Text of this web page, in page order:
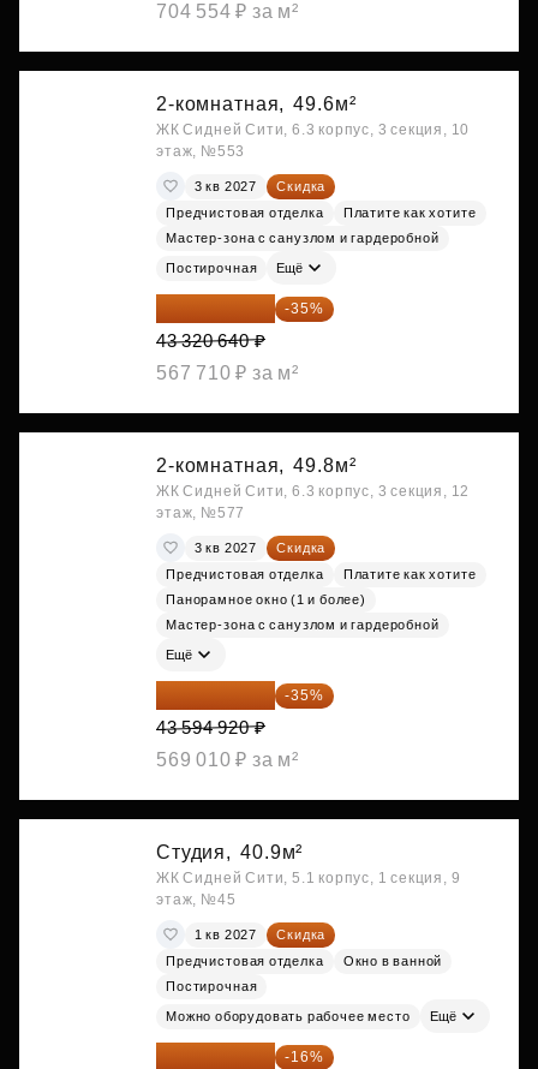
704 554 ₽ за м²
2-комнатная, 49.6м²
ЖК Сидней Сити, 6.3 корпус, 3 секция, 10
этаж, №553
3 кв 2027
Скидка
Предчистовая отделка
Платите как хотите
Мастер-зона с санузлом и гардеробной
Постирочная Ещё
28 158 416 ₽ -35%
43 320 640 ₽
567 710 ₽ за м²
2-комнатная, 49.8м²
ЖК Сидней Сити, 6.3 корпус, 3 секция, 12
этаж, №577
3 кв 2027
Скидка
Предчистовая отделка
Платите как хотите
Панорамное окно (1 и более)
Мастер-зона с санузлом и гардеробной
Ещё
28 336 698 ₽ -35%
43 594 920 ₽
569 010 ₽ за м²
Студия, 40.9м²
ЖК Сидней Сити, 5.1 корпус, 1 секция, 9
этаж, №45
1 кв 2027
Скидка
Предчистовая отделка
Окно в ванной
Постирочная
Можно оборудовать рабочее место Ещё
28 972 415 ₽ -16%